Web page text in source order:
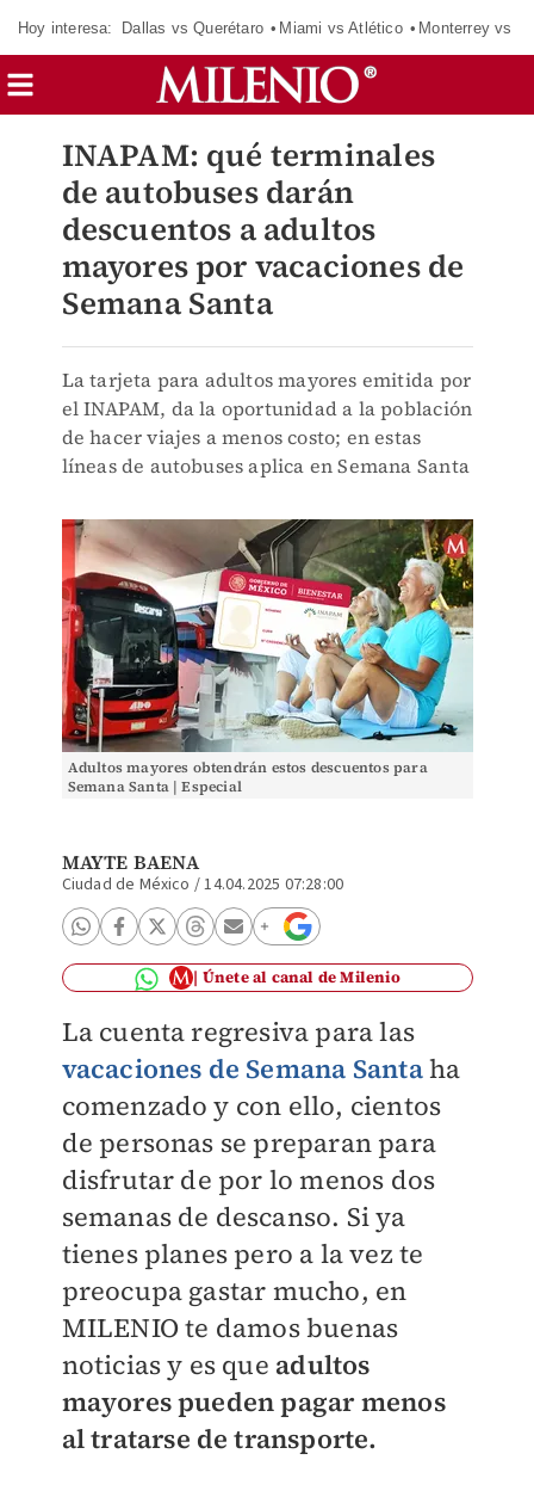
Hoy interesa: Dallas vs Querétaro Miami vs Atlético Monterrey vs
INAPAM: qué terminales
de autobuses darán
descuentos a adultos
mayores por vacaciones de
Semana Santa
La tarjeta para adultos mayores emitida por
el INAPAM, da la oportunidad a la población
de hacer viajes a menos costo; en estas
líneas de autobuses aplica en Semana Santa
Adultos mayores obtendrán estos descuentos para
Semana Santa | Especial
MAYTE BAENA
Ciudad de México /14.04.2025 07:28:00
Únete al canal de Milenio
La cuenta regresiva para las
vacaciones de Semana Santaha
comenzado y con ello, cientos
de personas se preparan para
disfrutar de por lo menos dos
semanas de descanso. Si ya
tienes planes pero a la vez te
preocupa gastar mucho, en
MILENIOte damos buenas
noticias y es que adultos
mayores pueden pagar menos
al tratarse de transporte.